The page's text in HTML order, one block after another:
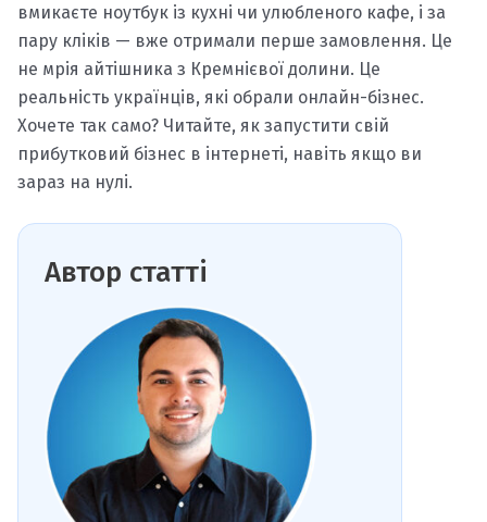
вмикаєте ноутбук із кухні чи улюбленого кафе, і за
пару кліків — вже отримали перше замовлення. Це
не мрія айтішника з Кремнієвої долини. Це
реальність українців, які обрали онлайн-бізнес.
Хочете так само? Читайте, як запустити свій
прибутковий бізнес в інтернеті, навіть якщо ви
зараз на нулі.
Автор статті